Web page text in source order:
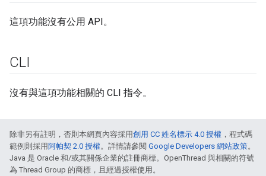
這項功能沒有公用 API。
CLI
沒有與這項功能相關的 CLI 指令。
除非另有註明，否則本網頁內容採用創用 CC 姓名標示 4.0 授權 ，程式碼
範例則採用 阿帕契 2.0 授權。詳情請參閱 Google Developers 網站政策。
Java 是 Oracle 和/或其關係企業的註冊商標。OpenThread 與相關的符號
為 Thread Group 的商標，且經過授權使用。